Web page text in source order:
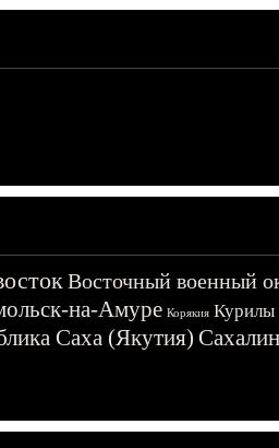
Восточный военный
на-Амуре Корякия Курилы
Саха (Якутия)